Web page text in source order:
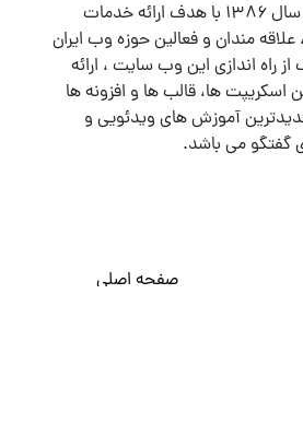
پرشین اسکریپت در سال ۱۳۸۶ با هدف ارائه خدمات
علاقه مندان و فعالین حوزه وب ایران
راه اندازی این وب سایت ، ارائه
اسکریپت ها، قالب ها و افزونه ها
آموزش های ویدئویی و
گفتگو می باشد.
صفحه اصلی